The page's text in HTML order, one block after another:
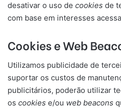
desativar o uso de cookies de
com base em interesses
Cookies e Web
Utilizamos publicidade de
suportar os custos de
publicitários, poderão utilizar
os cookies e/ou web beacons